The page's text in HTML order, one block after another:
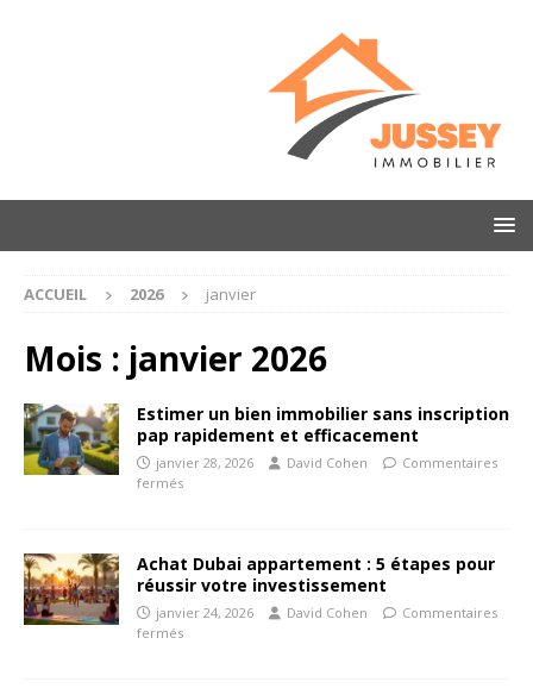
ACCUEIL 2026 janvier
Mois : janvier 2026
Estimer un bien immobilier sans inscription
pap rapidement et efficacement
janvier 28, 2026 David Cohen
Commentaires
fermés
Achat Dubai appartement : 5 étapes pour
réussir votre investissement
janvier 24, 2026 David Cohen
Commentaires
fermés